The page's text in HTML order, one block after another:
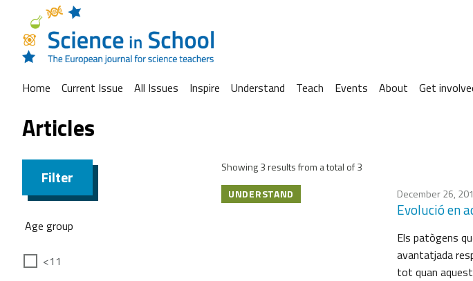
Home Current Issue All Issues Inspire Understand Teach Events About Get
Articles
Filter
Age group
<11
Showing 3 results from a total of 3
UNDERSTAND
December 26,
Evolució en
Els patògens
avantatjada
tot quan